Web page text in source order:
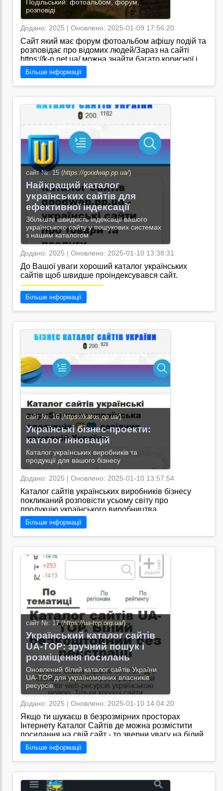
Подільський: фотоальбом, форум,
розповіді
Додано: 2025 | Оновлено: 2025-01-09 17:56:20
Сайт який має форум фотоальбом афішу подій та
розповідає про відомих людей/Зараз на сайті
https://k-p.net.ua/ можна знайти багато корисної і
актуальної інформації про Камянець-Подільський,
його культурне життя Перейти на сайт →
Більше інформації
сайт №: 15 (https://goodwap.pp.ua/)
Найкращий каталог
українських сайтів для
ефективної індексації
Збільште швидкість індексації вашого
українського сайту у пошукових системах
з нашим каталогом
Додано: 2025 | Оновлено: 2025-01-10 13:38:31
До Вашої уваги хороший каталог українських
сайтів щоб швидше проіндексувався сайт.
Перейти на сайт →
Більше інформації
сайт №: 16 (https://katos.pp.ua/)
Українські бізнес-проекти:
каталог інновацій
Каталог українських виробників та
продукції для вашого бізнесу
Додано: 2025 | Оновлено: 2025-01-10 13:57:54
Каталог сайтів українських виробників бізнесу
покликаний розповісти усьому світу про
продукцію українського виробництва
Перейти на сайт →
Більше інформації
сайт №: 17 (https://ua-top.org.ua/)
Український каталог сайтів
UA-TOP: зручний пошук і
розміщення посилань
Оновлений білий каталог сайтів України
UA-TOP для україномовних власників
ресурсів.
Додано: 2025 | Оновлено: 2025-01-10 14:04:20
Якщо ти шукаєш в безрозмірних просторах
Інтернету Каталог Сайтів де можна розмістити
посилання на свій сайт - то зверни увагу на білий
каталог UA-TOP де відблискує чарівний світ
українських сайтів і все безкоштовно.
Перейти на сайт →
Більше інформації